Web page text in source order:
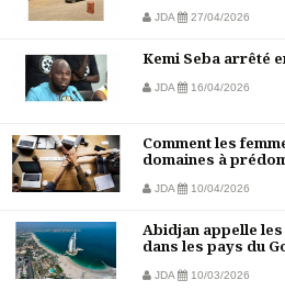
JDA 27/04/2026
Kemi Seba arrêté
JDA 16/04/2026
Comment les
domaines à
JDA 10/04/2026
Abidjan appelle
dans les pays du
JDA 10/03/2026